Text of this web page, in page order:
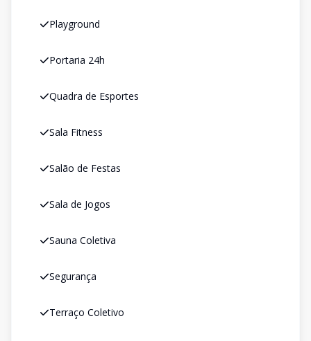
Playground
Portaria 24h
Quadra de Esportes
Sala Fitness
Salão de Festas
Sala de Jogos
Sauna Coletiva
Segurança
Terraço Coletivo